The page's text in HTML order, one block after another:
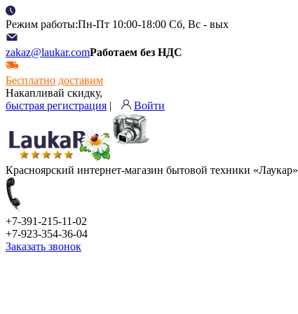
Режим работы:Пн-Пт 10:00-18:00 Сб, Вс - вых
zakaz@laukar.comРаботаем без НДС
Бесплатно доставим
Накапливай скидку,
быстрая регистрация | Войти
Красноярский интернет-магазин бытовой техники «Лаукар»
+7-391-215-11-02
+7-923-354-36-04
Заказать звонок